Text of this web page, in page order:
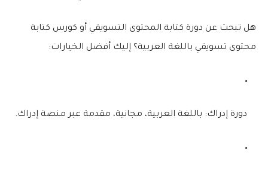
هل تبحث عن دورة كتابة المحتوى التسويقي أو كورس كتابة
محتوى تسويقي باللغة العربية؟ إليك أفضل الخيارات:
دورة إدراك: باللغة العربية، مجانية، مقدمة عبر منصة إدراك.